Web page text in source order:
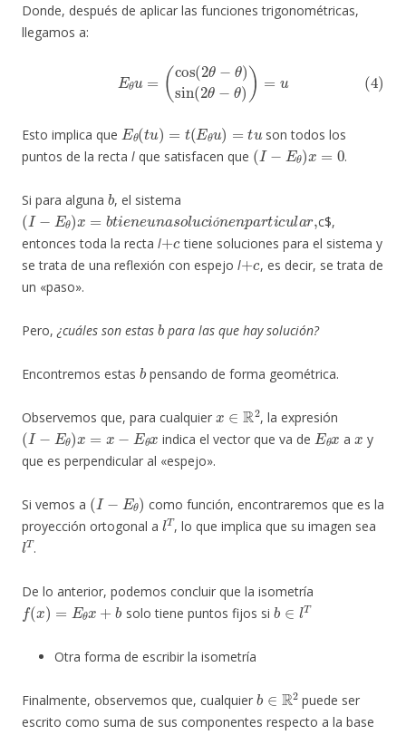
Donde, después de aplicar las funciones trigonométricas,
llegamos a:
cos(2θ−θ sin(2
Esto implica que
Eθ ( ) θu =t
son todos los
puntos de la recta l que satisfacen que
(I−Eθ)x=0
.
Si para alguna
b
, el sistema
(I−Eθ)x=btieneu nasolu ci n u ar
c$,
entonces toda la recta l
+c
tiene soluciones para el sistema y
se trata de una reflexión con espejo l
+c
, es decir, se trata de
un «paso».
Pero, ¿cuáles son estas
b
para las que hay solución?
Encontremos estas
b
pensando de forma geométrica.
Observemos que, para cualquier
R2
, la expresión
(I−Eθ)x=x− Eθx
indica el vector que va de
Eθx
a
y
que es perpendicular al «espejo».
Si vemos a
(I− )
como función, encontraremos que es la
proyección ortogonal a
lT
, lo que implica que su imagen sea
lT
.
De lo anterior, podemos concluir que la isometría
f(x )= Eθx+b
solo tiene puntos fijos si
b∈lT
Otra forma de escribir la isometría
Finalmente, observemos que, cualquier
b R2
puede ser
escrito como suma de sus componentes respecto a la base